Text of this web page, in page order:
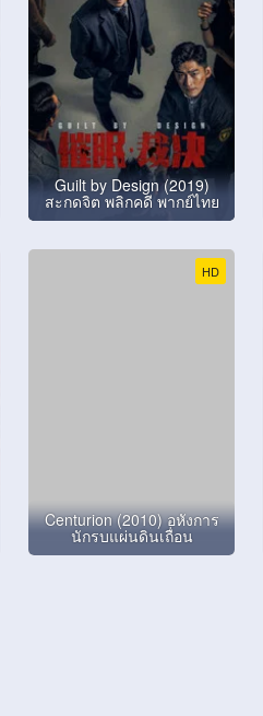
Guilt by Design (2019)
สะกดจิต พลิกคดี พากย์ไทย
HD
Centurion (2010) อหังการ
นักรบแผ่นดินเถื่อน